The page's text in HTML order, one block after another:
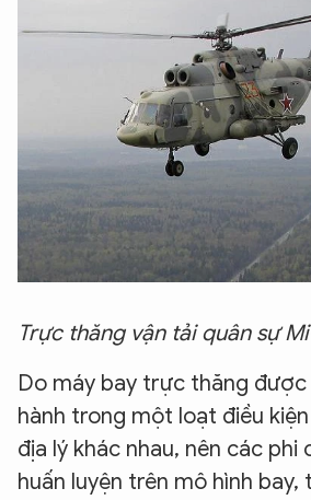
Trực thăng vận tải quân sự
Do máy bay trực thăng
hành trong một loạt điều
địa lý khác nhau, nên các
huấn luyện trên mô hình